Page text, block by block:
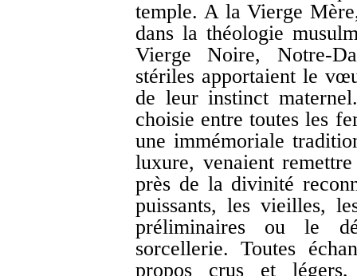
temple. A la Vierge
dans la théologie
Vierge Noire, Notre-
stériles apportaient le
de leur instinct
choisie entre toutes les
une immémoriale
luxure, venaient
près de la divinité
puissants, les vieilles,
préliminaires ou le
sorcellerie. Toutes
propos crus et